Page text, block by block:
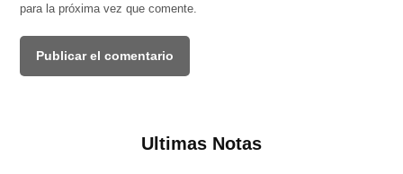
para la próxima vez que comente.
Ultimas Notas